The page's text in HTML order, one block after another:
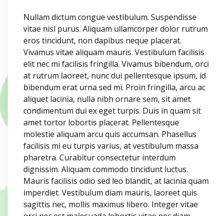
Nullam dictum congue vestibulum. Suspendisse
vitae nisl purus. Aliquam ullamcorper dolor rutrum
eros tincidunt, non dapibus neque placerat.
Vivamus vitae aliquam mauris. Vestibulum facilisis
elit nec mi facilisis fringilla. Vivamus bibendum, orci
at rutrum laoreet, nunc dui pellentesque ipsum, id
bibendum erat urna sed mi. Proin fringilla, arcu ac
aliquet lacinia, nulla nibh ornare sem, sit amet
condimentum dui ex eget turpis. Duis in quam sit
amet tortor lobortis placerat. Pellentesque
molestie aliquam arcu quis accumsan. Phasellus
facilisis mi eu turpis varius, at vestibulum massa
pharetra. Curabitur consectetur interdum
dignissim. Aliquam commodo tincidunt luctus.
Mauris facilisis odio sed leo blandit, at lacinia quam
imperdiet. Vestibulum diam mauris, laoreet quis
sagittis nec, mollis maximus libero. Integer vitae